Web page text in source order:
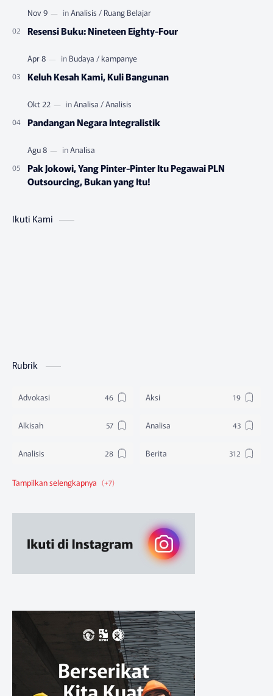
Resensi Buku: Nineteen Eighty-Four
Keluh Kesah Kami, Kuli Bangunan
Pandangan Negara Integralistik
Pak Jokowi, Yang Pinter-Pinter Itu Pegawai PLN
Outsourcing, Bukan yang Itu!
Ikuti Kami
Rubrik
Advokasi Aksi
Alkisah Analisa
Analisis Berita
Berita Federasi
Ruang Belajar Sikap